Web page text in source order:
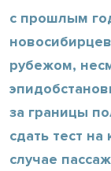
с прошлым
рубежом,
за границы
сдать тест
случае